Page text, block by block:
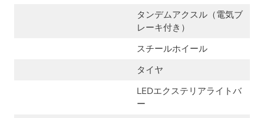
タンデムアクスル（電気ブ
レーキ付き）
スチールホイール
タイヤ
LEDエクステリアライトバ
ー